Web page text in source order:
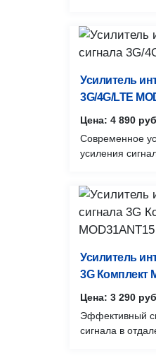
Усилитель
3G/4G/LTE
Цена: 4 890
Современное
усиления
Усилитель
3G Комплект
Цена: 3 290
Эффективный
сигнала в